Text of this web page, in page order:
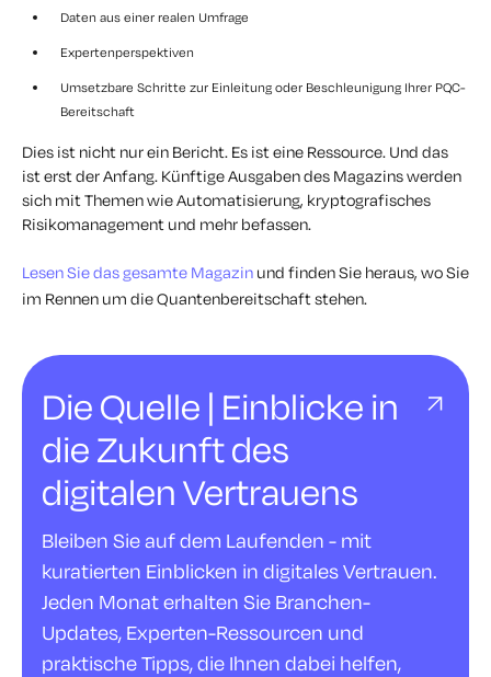
Daten aus einer realen Umfrage
Expertenperspektiven
Umsetzbare Schritte zur Einleitung oder Beschleunigung Ihrer PQC-
Bereitschaft
Dies ist nicht nur ein Bericht. Es ist eine Ressource. Und das
ist erst der Anfang. Künftige Ausgaben des Magazins werden
sich mit Themen wie Automatisierung, kryptografisches
Risikomanagement und mehr befassen.
Lesen Sie das gesamte Magazin und finden Sie heraus, wo Sie
im Rennen um die Quantenbereitschaft stehen.
Die Quelle | Einblicke in
die Zukunft des
digitalen Vertrauens
Bleiben Sie auf dem Laufenden - mit
kuratierten Einblicken in digitales Vertrauen.
Jeden Monat erhalten Sie Branchen-
Updates, Experten-Ressourcen und
praktische Tipps, die Ihnen dabei helfen,